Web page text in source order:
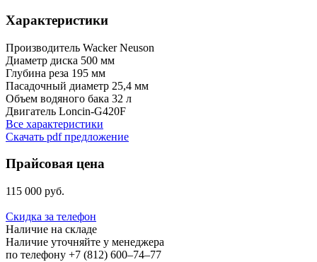
Характеристики
Производитель Wacker Neuson
Диаметр диска 500 мм
Глубина реза 195 мм
Пасадочный диаметр 25,4 мм
Объем водяного бака 32 л
Двигатель Loncin-G420F
Все характеристики
Скачать pdf предложение
Прайсовая цена
115 000 руб.
Скидка за телефон
Наличие на складе
Наличие уточняйте у менеджера
по телефону +7 (812) 600–74–77